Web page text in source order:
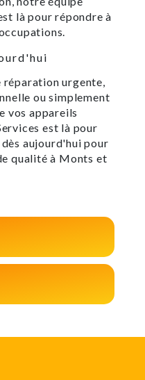
là pour répondre à
réparation urgente,
ou simplement
vos appareils
est là pour
aujourd'hui pour
qualité à Monts et